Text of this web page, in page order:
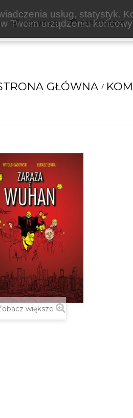
usług, statystyk.
Twoim urządzeniu
NOWOŚCI ZAPOWIEDZI
GŁÓWNA
większe